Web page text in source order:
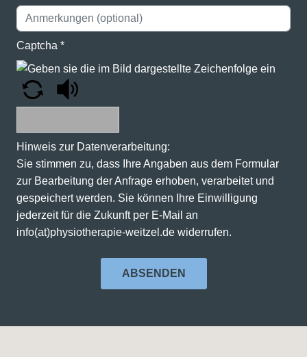
Captcha *
Hinweis zur Datenverarbeitung:
Sie stimmen zu, dass Ihre Angaben aus dem Formular
zur Bearbeitung der Anfrage erhoben, verarbeitet und
gespeichert werden. Sie können Ihre Einwilligung
jederzeit für die Zukunft per E-Mail an
info(at)physiotherapie-weitzel.de widerrufen.
ABSENDEN